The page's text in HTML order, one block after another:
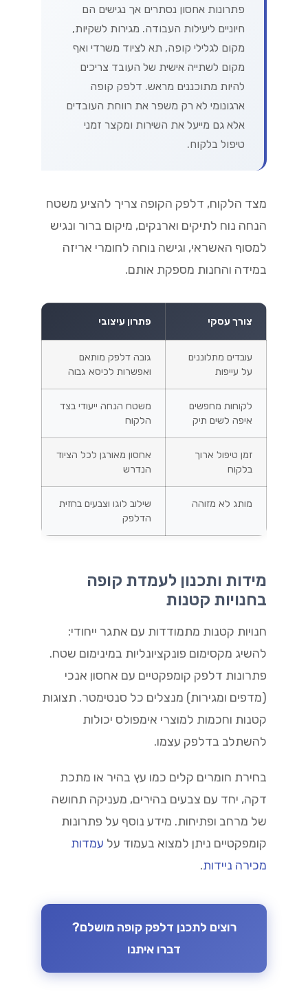
פתרונות אחסון נסתרים אך נגישים הם
חיוניים ליעילות העבודה. מגירות לשקיות,
מקום לגלילי קופה, תא לציוד משרדי ואף
מקום לשתייה אישית של העובד צריכים
להיות מתוכננים מראש. דלפק קופה
ארגונומי לא רק משפר את רווחת העובדים
אלא גם מייעל את השירות ומקצר זמני
טיפול בלקוח.
מצד הלקוח, דלפק הקופה צריך להציע משטח
הנחה נוח לתיקים וארנקים, מיקום ברור ונגיש
למסוף האשראי, וגישה נוחה לחומרי אריזה
במידה והחנות מספקת אותם.
צורך עסקי פתרון עיצובי
עובדים מתלוננים
על עייפות
גובה דלפק מותאם
ואפשרות לכיסא גבוה
לקוחות מחפשים
איפה לשים תיק
משטח הנחה ייעודי בצד
הלקוח
זמן טיפול ארוך
בלקוח
אחסון מאורגן לכל הציוד
הנדרש
מותג לא מזוהה
שילוב לוגו וצבעים בחזית
הדלפק
מידות ותכנון לעמדת קופה
בחנויות קטנות
חנויות קטנות מתמודדות עם אתגר ייחודי:
להשיג מקסימום פונקציונליות במינימום שטח.
פתרונות דלפק קומפקטיים עם אחסון אנכי
(מדפים ומגירות) מנצלים כל סנטימטר. תצוגות
קטנות וחכמות למוצרי אימפולס יכולות
להשתלב בדלפק עצמו.
בחירת חומרים קלים כמו עץ בהיר או מתכת
דקה, יחד עם צבעים בהירים, מעניקה תחושה
של מרחב ופתיחות. מידע נוסף על פתרונות
קומפקטיים ניתן למצוא בעמוד על עמדות
מכירה ניידות.
רוצים לתכנן דלפק קופה מושלם?
דברו איתנו